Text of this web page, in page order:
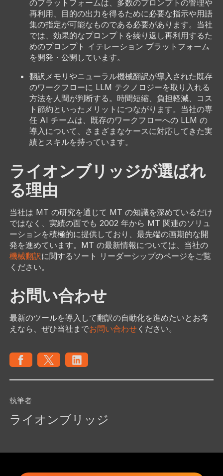
のプラットフォームは、多数のプロンプトの管理や
再利用、目的の出力を得るために必要な指示や用語
集の指定が可能なものである必要があります。当社
では、効果的なプロンプトを繰り返し再利用するた
めのプロンプト イテレーション プラットフォーム
を開発・公開しています。
翻訳メモリやニューラル機械翻訳が導入された既存
のワークフローに LLM テクノロジーを取り入れる
方法を人間が判断する。時間短縮、負担軽減、コス
ト節約といったメリットにつながります。当社の専
任 AI チームは、既存のワークフローへの LLM の
導入について、さまざまなケースに対応してきた実
績とスキルを持っています。
ライオンブリッジが選ばれ
る理由
当社は MT の研究を通じて MT の知識を深めているだけ
ではなく、実績の面でも 2002 年から MT 関連のソリュ
ーションを積極的に提供しており、最先端の画期的な開
発を進めています。MT の最新情報については、当社の
機械翻訳に関するソート リーダーシップのページをご覧
ください。
お問い合わせ
最新のツールを導入して翻訳の自動化を進めたいとお考
えなら、ぜひ当社までお問い合わせください。
執筆者
ライオンブリッジ